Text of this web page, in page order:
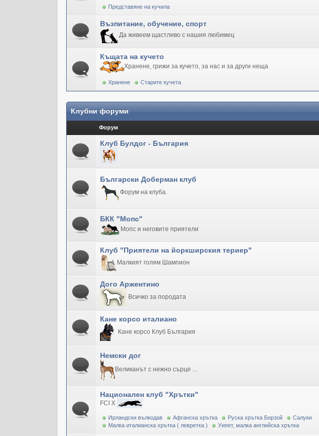
Представяне на кучила
Възпитание, обучение, спорт
Да живеем щастливо с нашия любимец
Къщата на кучето
Хранене, грижи за кучето, за нас и за други неща
Хранене Старите кучета
Клубни форуми
Форум
Клуб Булдог - България
Български Доберман клуб
Форум на клуба.
БКК "Мопс"
Мопс и неговите приятели
Клуб "Приятели на йоркширския териер"
Малкият голям Шампион
Дого Аржентино
Всичко за породата
Кане корсо италиано
Кане корсо Клуб България
Немски дог
Великанът с нежно сърце ...
Национален клуб "Хрътки"
FCI X
Ирландски вълкодав Афганска хрътка Руска хрътка Борзой
Салуки
Малка италианска хрътка ( левретка )
Уипет, малка английска хрътка